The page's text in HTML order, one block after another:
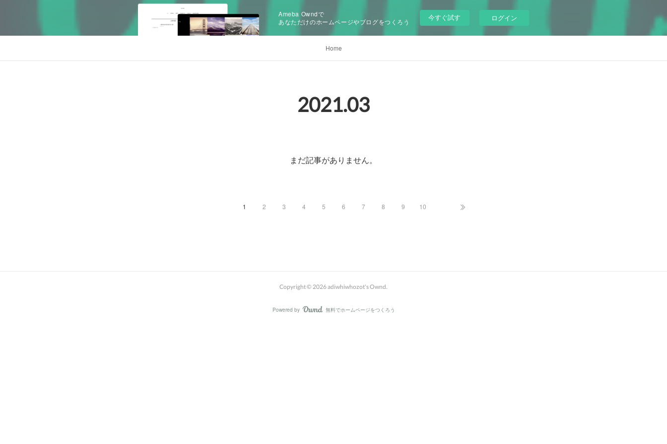
Ameba Owndで
あなただけのホームページやブログをつくろう
今すぐ試す ログイン
Home
2021.03
まだ記事がありません。
1 2 3 4 5 6 7 8 9 10
Copyright © 2026adiwhiwhozot's Ownd.
Powered by AmebaOwnd
無料でホームページをつくろう